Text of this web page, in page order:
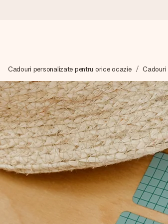
Îți alcătuim cadoul cu grijă și îl trimitem
4,8 (bazat pe +15.000 de
Cadourile noastre inspiră. Clienții ne oferă
Felicitare gratuită
Creează ceva unic în doar câțiva pași - cu
Cadouri personalizate pentru orice ocazie Cadouri